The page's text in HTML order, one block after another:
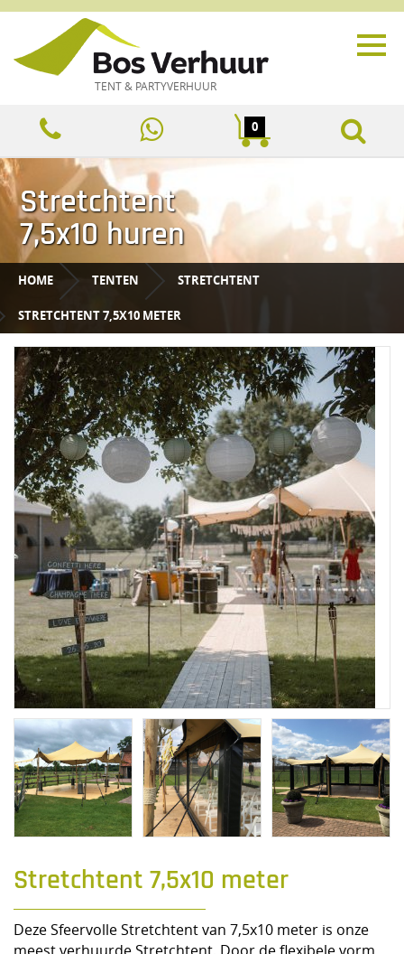
TENT & PARTYVERHUUR
0
Stretchtent
7,5x10 huren
HOME TENTEN STRETCHTENT
STRETCHTENT 7,5X10 METER
Stretchtent 7,5x10 meter
Deze Sfeervolle Stretchtent van 7,5x10 meter is onze